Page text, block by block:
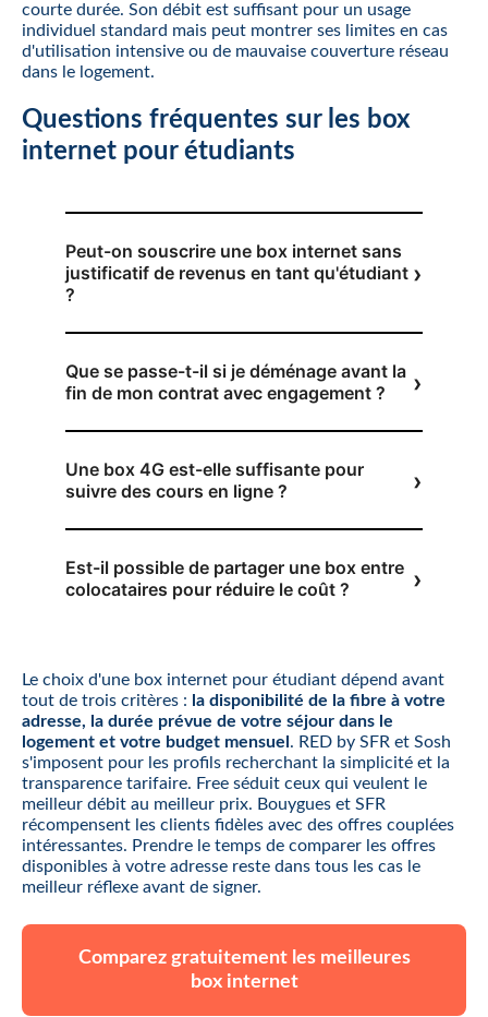
courte durée. Son débit est suffisant pour un usage
individuel standard mais peut montrer ses limites en cas
d'utilisation intensive ou de mauvaise couverture réseau
dans le logement.
Questions fréquentes sur les box
internet pour étudiants
Peut-on souscrire une box internet sans
justificatif de revenus en tant qu'étudiant
?
Que se passe-t-il si je déménage avant la
fin de mon contrat avec engagement ?
Une box 4G est-elle suffisante pour
suivre des cours en ligne ?
Est-il possible de partager une box entre
colocataires pour réduire le coût ?
Le choix d'une box internet pour étudiant dépend avant
tout de trois critères : la disponibilité de la fibre à votre
adresse, la durée prévue de votre séjour dans le
logement et votre budget mensuel . RED by SFR et Sosh
s'imposent pour les profils recherchant la simplicité et la
transparence tarifaire. Free séduit ceux qui veulent le
meilleur débit au meilleur prix. Bouygues et SFR
récompensent les clients fidèles avec des offres couplées
intéressantes. Prendre le temps de comparer les offres
disponibles à votre adresse reste dans tous les cas le
meilleur réflexe avant de signer.
Comparez gratuitement les meilleures
box internet